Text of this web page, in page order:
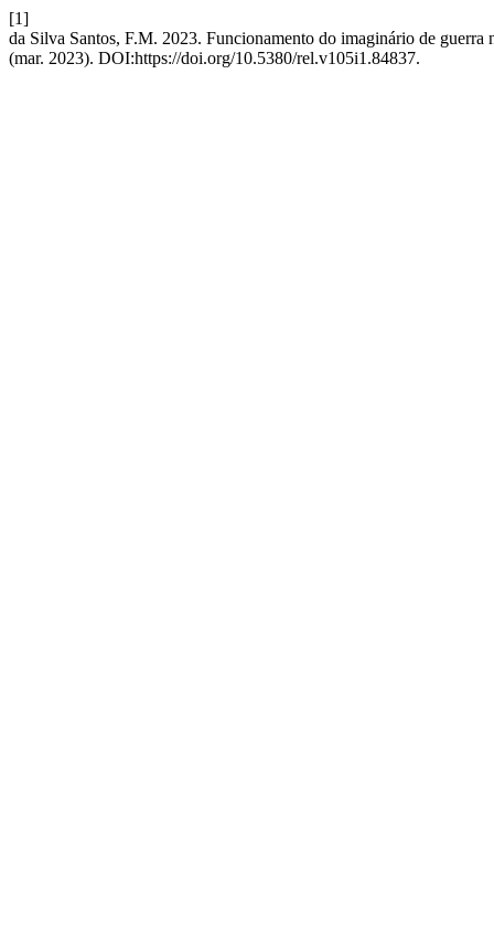
[1]
da Silva Santos, F.M. 2023. Funcionamento do imaginário de
(mar. 2023). DOI:https://doi.org/10.5380/rel.v105i1.84837.